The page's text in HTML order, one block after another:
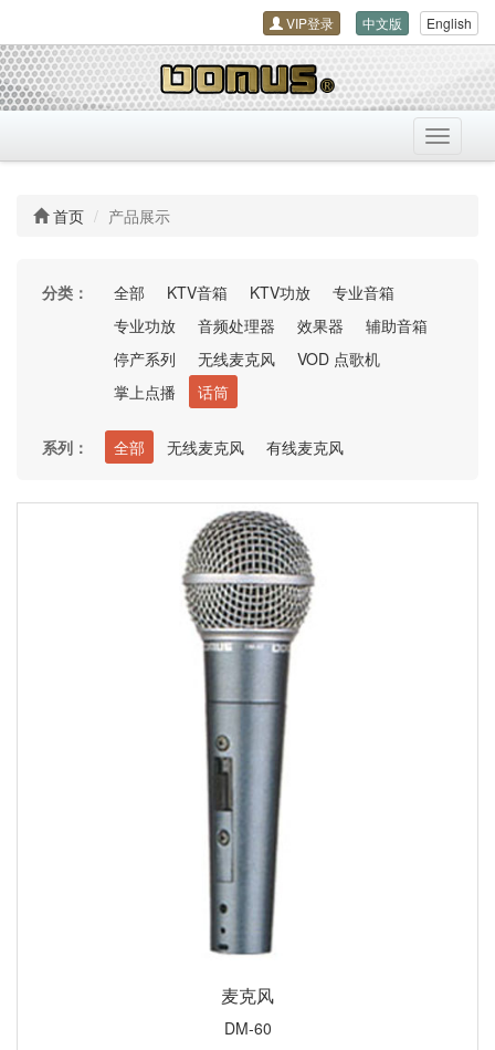
VIP登录 中文版 English
导
航
首页 产品展示
分类： 全部 KTV音箱 KTV功放
专业音箱
专业功放
音频处理器 效果器
辅助音箱
停产系列
无线麦克风
VOD 点歌机
掌上点播
话筒
系列： 全部 无线麦克风 有线麦克风
麦克风
DM-60